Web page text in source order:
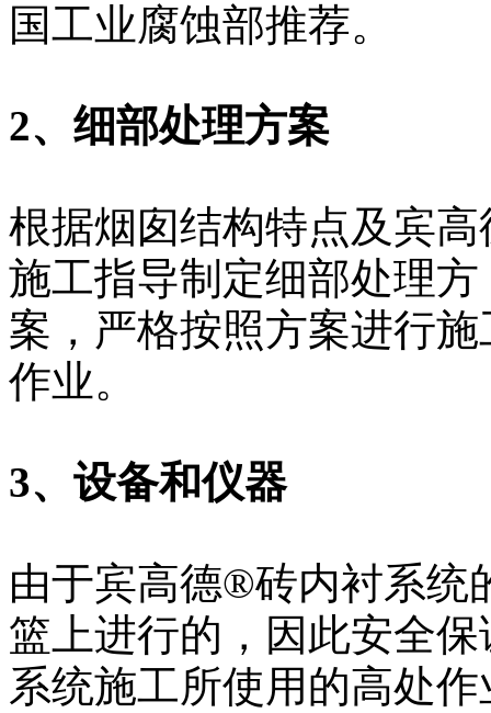
国工业腐蚀部推荐。
2、细部处理方案
根据烟囱结构特点及宾高
施工指导制定细部处理方
案，严格按照方案进行施
作业。
3、设备和仪器
由于宾高德®砖内衬系统
篮上进行的，因此安全
系统施工所使用的高处